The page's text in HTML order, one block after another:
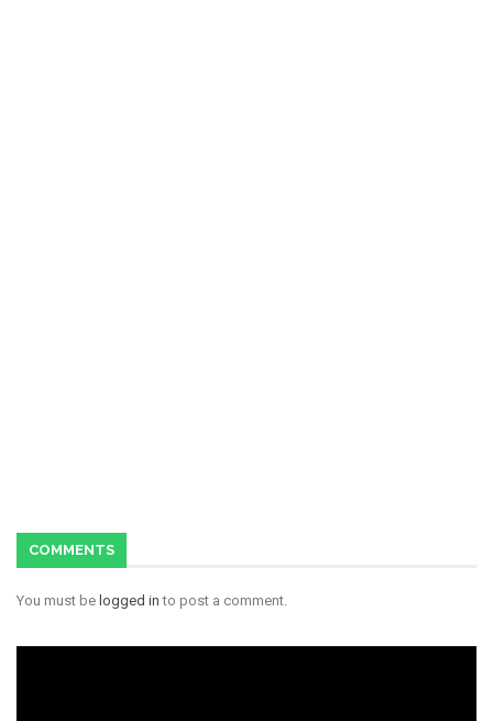
COMMENTS
You must be logged in to post a comment.